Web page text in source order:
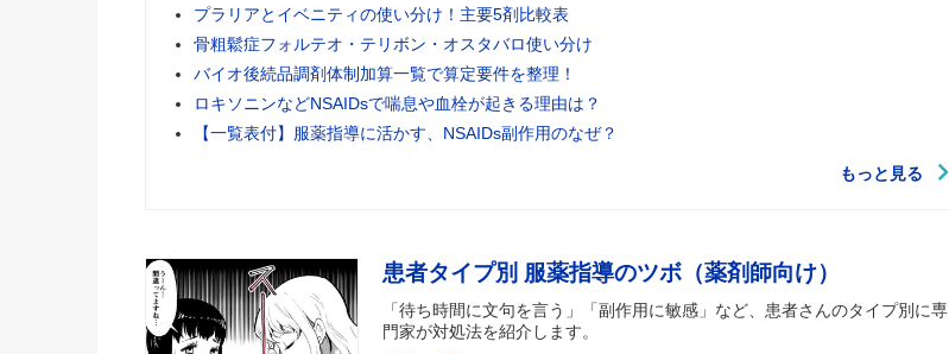
プラリアとイベニティの使い分け！主要5剤比較表
骨粗鬆症フォルテオ・テリボン・オスタバロ使い分け
バイオ後続品調剤体制加算一覧で算定要件を整理！
ロキソニンなどNSAIDsで喘息や血栓が起きる理由は？
【一覧表付】服薬指導に活かす、NSAIDs副作用のなぜ？
もっと見る
患者タイプ別 服薬指導のツボ（薬剤師向け）
「待ち時間に文句を言う」「副作用に敏感」など、患者さんのタイプ別に専
門家が対処法を紹介します。